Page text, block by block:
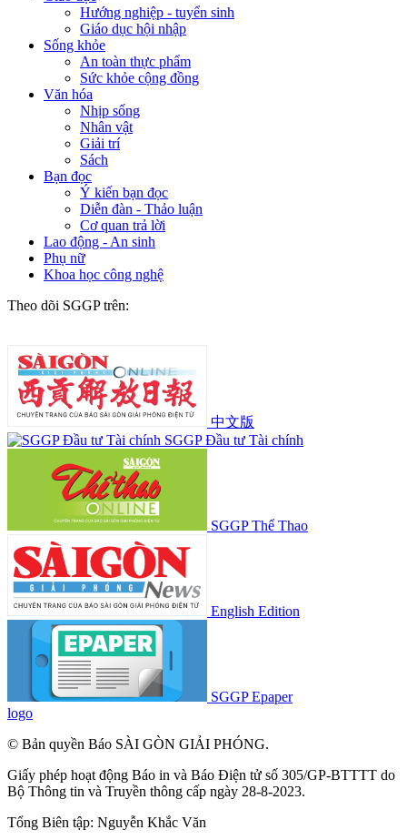
Hướng nghiệp - tuyển sinh
Giáo dục hội nhập
Sống khỏe
An toàn thực phẩm
Sức khỏe cộng đồng
Văn hóa
Nhịp sống
Nhân vật
Giải trí
Sách
Bạn đọc
Ý kiến bạn đọc
Diễn đàn - Thảo luận
Cơ quan trả lời
Lao động - An sinh
Phụ nữ
Khoa học công nghệ
Theo dõi SGGP trên:
中文版
SGGP Đầu tư Tài chính
SGGP Thể Thao
English Edition
SGGP Epaper
logo
© Bản quyền Báo SÀI GÒN GIẢI PHÓNG.
Giấy phép hoạt động Báo in và Báo Điện tử số 305/GP-BTTTT do
Bộ Thông tin và Truyền thông cấp ngày 28-8-2023.
Tổng Biên tập: Nguyễn Khắc Văn